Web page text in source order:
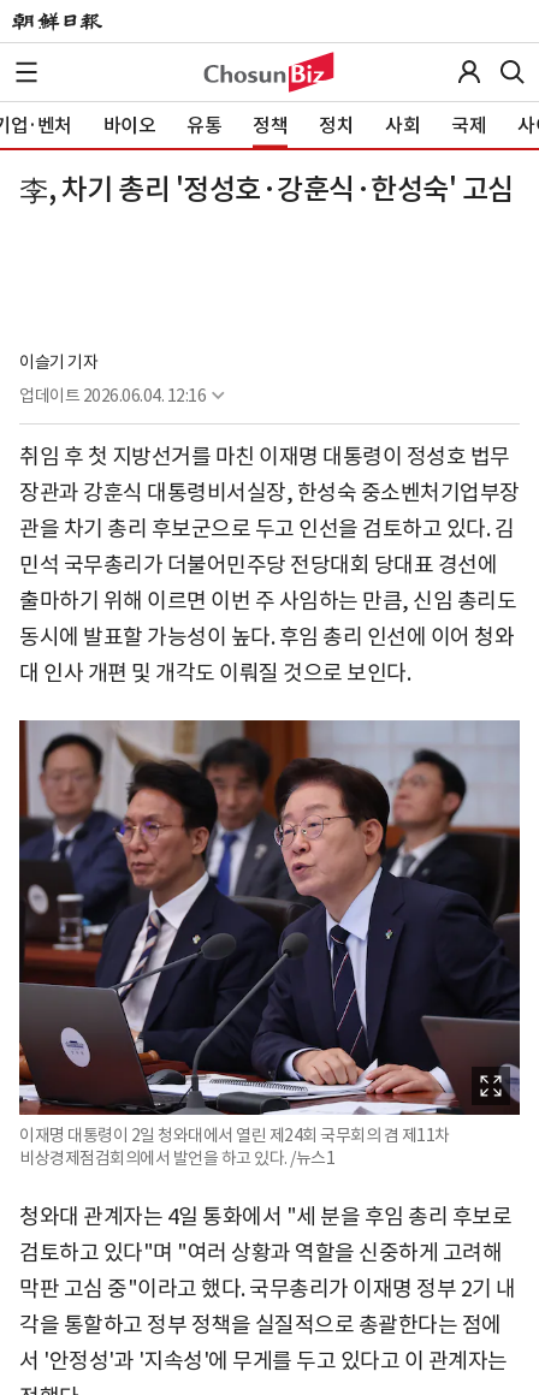
업·벤처 바이오 유통 정책 정치 사회 국제 사
李, 차기 총리 '정성호·강훈식·한성숙' 고심
이슬기 기자
업데이트 2026.06.04. 12:16
취임 후 첫 지방선거를 마친 이재명 대통령이 정성호 법무
장관과 강훈식 대통령비서실장, 한성숙 중소벤처기업부장
관을 차기 총리 후보군으로 두고 인선을 검토하고 있다. 김
민석 국무총리가 더불어민주당 전당대회 당대표 경선에
출마하기 위해 이르면 이번 주 사임하는 만큼, 신임 총리도
동시에 발표할 가능성이 높다. 후임 총리 인선에 이어 청와
대 인사 개편 및 개각도 이뤄질 것으로 보인다.
이재명 대통령이 2일 청와대에서 열린 제24회 국무회의 겸 제11차
비상경제점검회의에서 발언을 하고 있다. /뉴스1
청와대 관계자는 4일 통화에서 "세 분을 후임 총리 후보로
검토하고 있다"며 "여러 상황과 역할을 신중하게 고려해
막판 고심 중"이라고 했다. 국무총리가 이재명 정부 2기 내
각을 통할하고 정부 정책을 실질적으로 총괄한다는 점에
서 '안정성'과 '지속성'에 무게를 두고 있다고 이 관계자는